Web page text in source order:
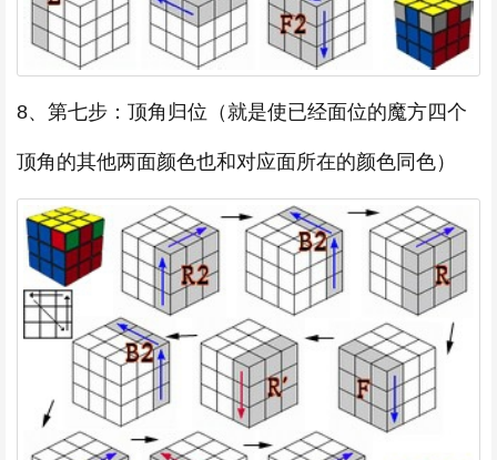
8、第七步：顶角归位（就是使已经面位的魔方四个
顶角的其他两面颜色也和对应面所在的颜色同色）